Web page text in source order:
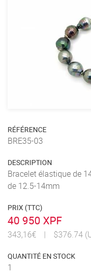
RÉFÉRENCE
BRE35-03
DESCRIPTION
Bracelet élastique de
de 12.5-14mm
PRIX (TTC)
40 950 XPF
343,16€ | $376.74
QUANTITÉ EN STOCK
1